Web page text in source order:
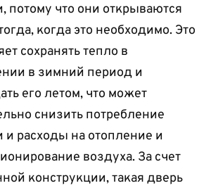
потому что они открываются
когда это необходимо. Это
сохранять тепло в
в зимний период и
его летом, что может
снизить потребление
и расходы на отопление и
воздуха. За счет
конструкции, такая дверь